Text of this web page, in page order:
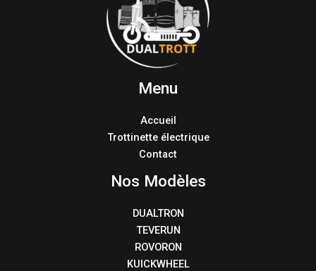
Menu
Accueil
Trottinette électrique
Contact
Nos Modèles
DUALTRON
TEVERUN
ROVORON
KUICKWHEEL